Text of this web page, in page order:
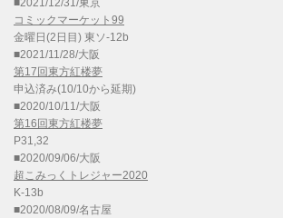
■2021/12/31/東京
コミックマーケット99
金曜日(2日目) 東ソ-12b
■2021/11/28/大阪
第17回東方紅楼夢
申込済み(10/10から延期)
■2020/10/11/大阪
第16回東方紅楼夢
P31,32
■2020/09/06/大阪
超こみっくトレジャー2020
K-13b
■2020/08/09/名古屋